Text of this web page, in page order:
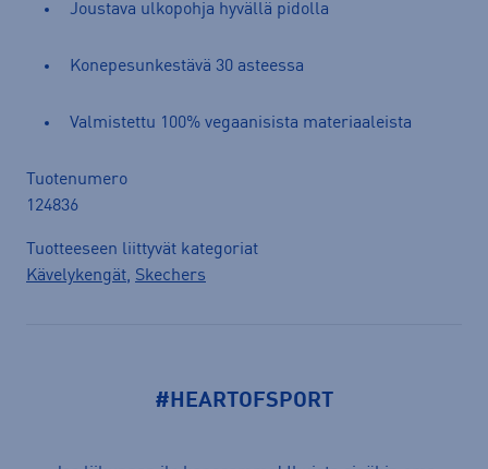
Joustava ulkopohja hyvällä pidolla
Konepesunkestävä 30 asteessa
Valmistettu 100% vegaanisista materiaaleista
Tuotenumero
124836
Tuotteeseen liittyvät kategoriat
Kävelykengät, Skechers
#HEARTOFSPORT